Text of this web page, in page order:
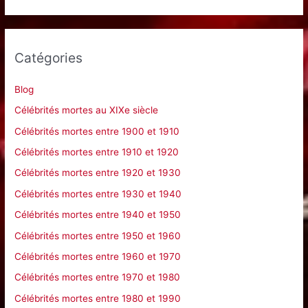
h
r
r
:
Catégories
Blog
Célébrités mortes au XIXe siècle
Célébrités mortes entre 1900 et 1910
Célébrités mortes entre 1910 et 1920
Célébrités mortes entre 1920 et 1930
Célébrités mortes entre 1930 et 1940
Célébrités mortes entre 1940 et 1950
Célébrités mortes entre 1950 et 1960
Célébrités mortes entre 1960 et 1970
Célébrités mortes entre 1970 et 1980
Célébrités mortes entre 1980 et 1990